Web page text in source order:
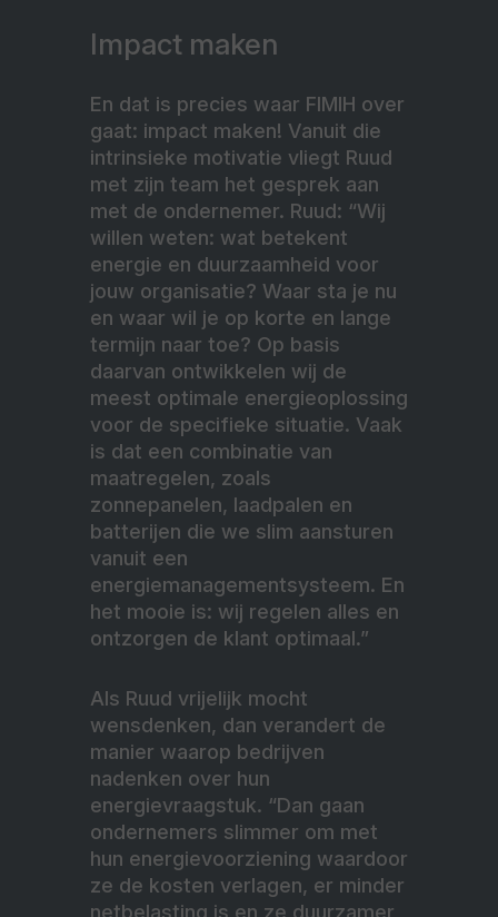
Impact maken
En dat is precies waar FIMIH over
gaat: impact maken! Vanuit die
intrinsieke motivatie vliegt Ruud
met zijn team het gesprek aan
met de ondernemer. Ruud: “Wij
willen weten: wat betekent
energie en duurzaamheid voor
jouw organisatie? Waar sta je nu
en waar wil je op korte en lange
termijn naar toe? Op basis
daarvan ontwikkelen wij de
meest optimale energieoplossing
voor de specifieke situatie. Vaak
is dat een combinatie van
maatregelen, zoals
zonnepanelen, laadpalen en
batterijen die we slim aansturen
vanuit een
energiemanagementsysteem. En
het mooie is: wij regelen alles en
ontzorgen de klant optimaal.”
Als Ruud vrijelijk mocht
wensdenken, dan verandert de
manier waarop bedrijven
nadenken over hun
energievraagstuk. “Dan gaan
ondernemers slimmer om met
hun energievoorziening waardoor
ze de kosten verlagen, er minder
netbelasting is en ze duurzamer